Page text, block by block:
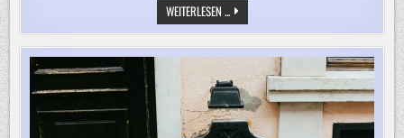
WEITERLESEN ...NACH
MÖGLICHER
GASEXPLOSION:
HAFTBEFEHLE
NACH
HAUSEINSTURZ
MIT
DREI
TOTEN
IN
GÖRLITZ